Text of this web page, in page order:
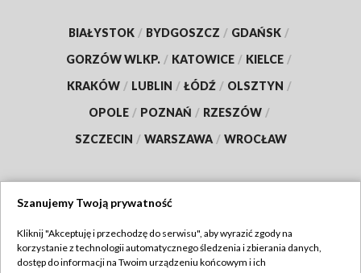
BIAŁYSTOK / BYDGOSZCZ / GDAŃSK /
GORZÓW WLKP. / KATOWICE / KIELCE /
KRAKÓW / LUBLIN / ŁÓDŹ / OLSZTYN /
OPOLE / POZNAŃ / RZESZÓW /
SZCZECIN / WARSZAWA / WROCŁAW
TVP
Szanujemy Twoją prywatność
Kliknij "Akceptuję i przechodzę do serwisu", aby wyrazić zgody na
korzystanie z technologii automatycznego śledzenia i zbierania danych,
dostęp do informacji na Twoim urządzeniu końcowym i ich